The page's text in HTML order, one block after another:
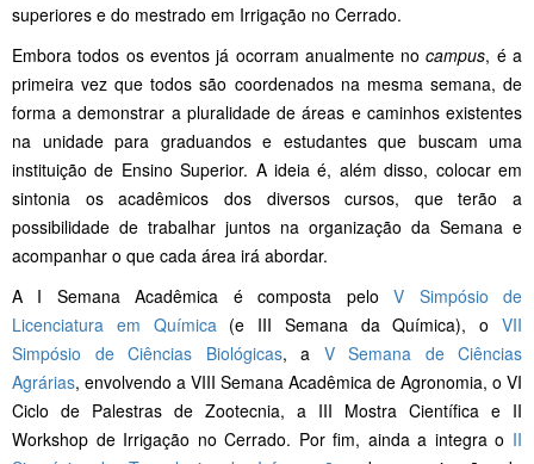
superiores e do mestrado em Irrigação no Cerrado.
Embora todos os eventos já ocorram anualmente nocampus, é a
primeira vez que todos são coordenados na mesma semana, de
forma a demonstrar a pluralidade de áreas e caminhos existentes
na unidade para graduandos e estudantes que buscam uma
instituição de Ensino Superior. A ideia é, além disso, colocar em
sintonia os acadêmicos dos diversos cursos, que terão a
possibilidade de trabalhar juntos na organização da Semana e
acompanhar o que cada área irá abordar.
A I Semana Acadêmica é composta peloV Simpósio de
Licenciatura em Química (e III Semana da Química), oVII
Simpósio de Ciências Biológicas, a V Semana de Ciências
Agrárias, envolvendo a VIII Semana Acadêmica de Agronomia, o VI
Ciclo de Palestras de Zootecnia, a III Mostra Científica e II
Workshop de Irrigação no Cerrado. Por fim, ainda a integra o II